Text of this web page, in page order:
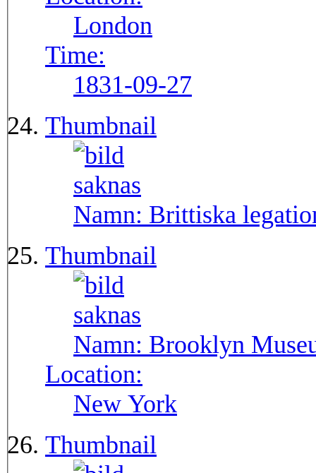
London
Time:
1831-09-27
Thumbnail
Namn: Brittiska
Thumbnail
Namn: Brooklyn
Location:
New York
Thumbnail